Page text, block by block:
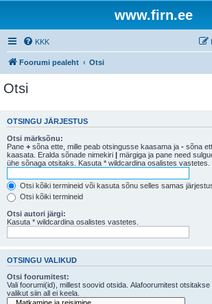
www.firn.ee
KKK
Foorumi pealeht Otsi
Otsi
OTSINGU JÄRJESTUS
Otsi märksõnu:
Pane + sõna ette, mille peab otsingusse kaasama ja - sõna
kaasata. Eralda sõnade nimekiri | märgiga ja pane need sulgudesse, kui
ühe sõnaga otsitaks. Kasuta * wildcardina osalistes vastetes.
Otsi kõiki termineid või kasuta sõnu selles samas
Otsi kõiki termineid
Otsi autori järgi:
Kasuta * wildcardina osalistes vastetes.
OTSINGU VALIKUD
Otsi foorumitest:
Vali foorumi(id), millest soovid otsida. Alafoorumitest
valikut siin all ei keela.